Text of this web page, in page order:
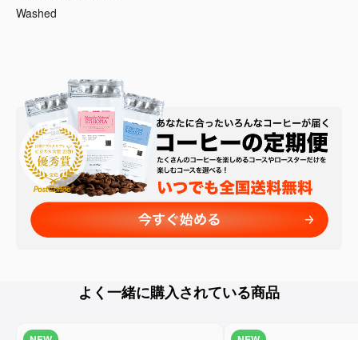
Washed
よく一緒に購入されている商品